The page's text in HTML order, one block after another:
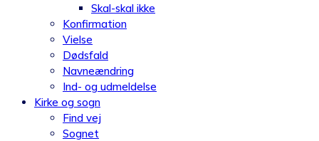
Skal-skal ikke
Konfirmation
Vielse
Dødsfald
Navneændring
Ind- og udmeldelse
Kirke og sogn
Find vej
Sognet